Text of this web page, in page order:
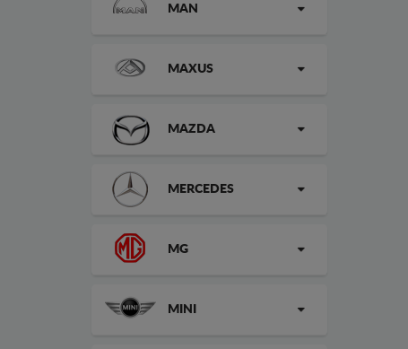
MAN
MAXUS
MAZDA
MERCEDES
MG
MINI